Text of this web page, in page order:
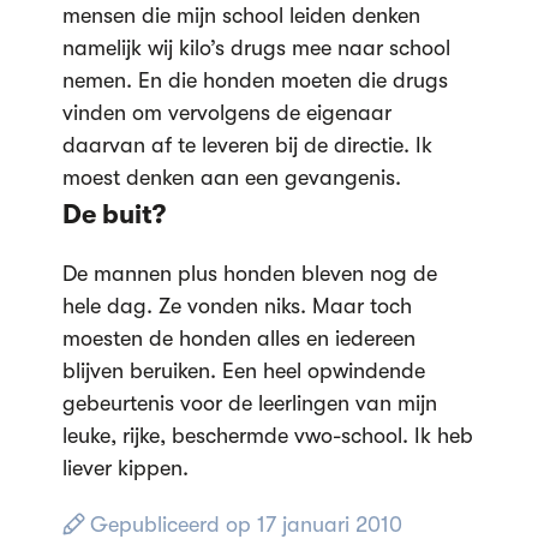
mensen die mijn school leiden denken
namelijk wij kilo’s drugs mee naar school
nemen. En die honden moeten die drugs
vinden om vervolgens de eigenaar
daarvan af te leveren bij de directie. Ik
moest denken aan een gevangenis.
De buit?
De mannen plus honden bleven nog de
hele dag. Ze vonden niks. Maar toch
moesten de honden alles en iedereen
blijven beruiken. Een heel opwindende
gebeurtenis voor de leerlingen van mijn
leuke, rijke, beschermde vwo-school. Ik heb
liever kippen.
Gepubliceerd op 17 januari 2010